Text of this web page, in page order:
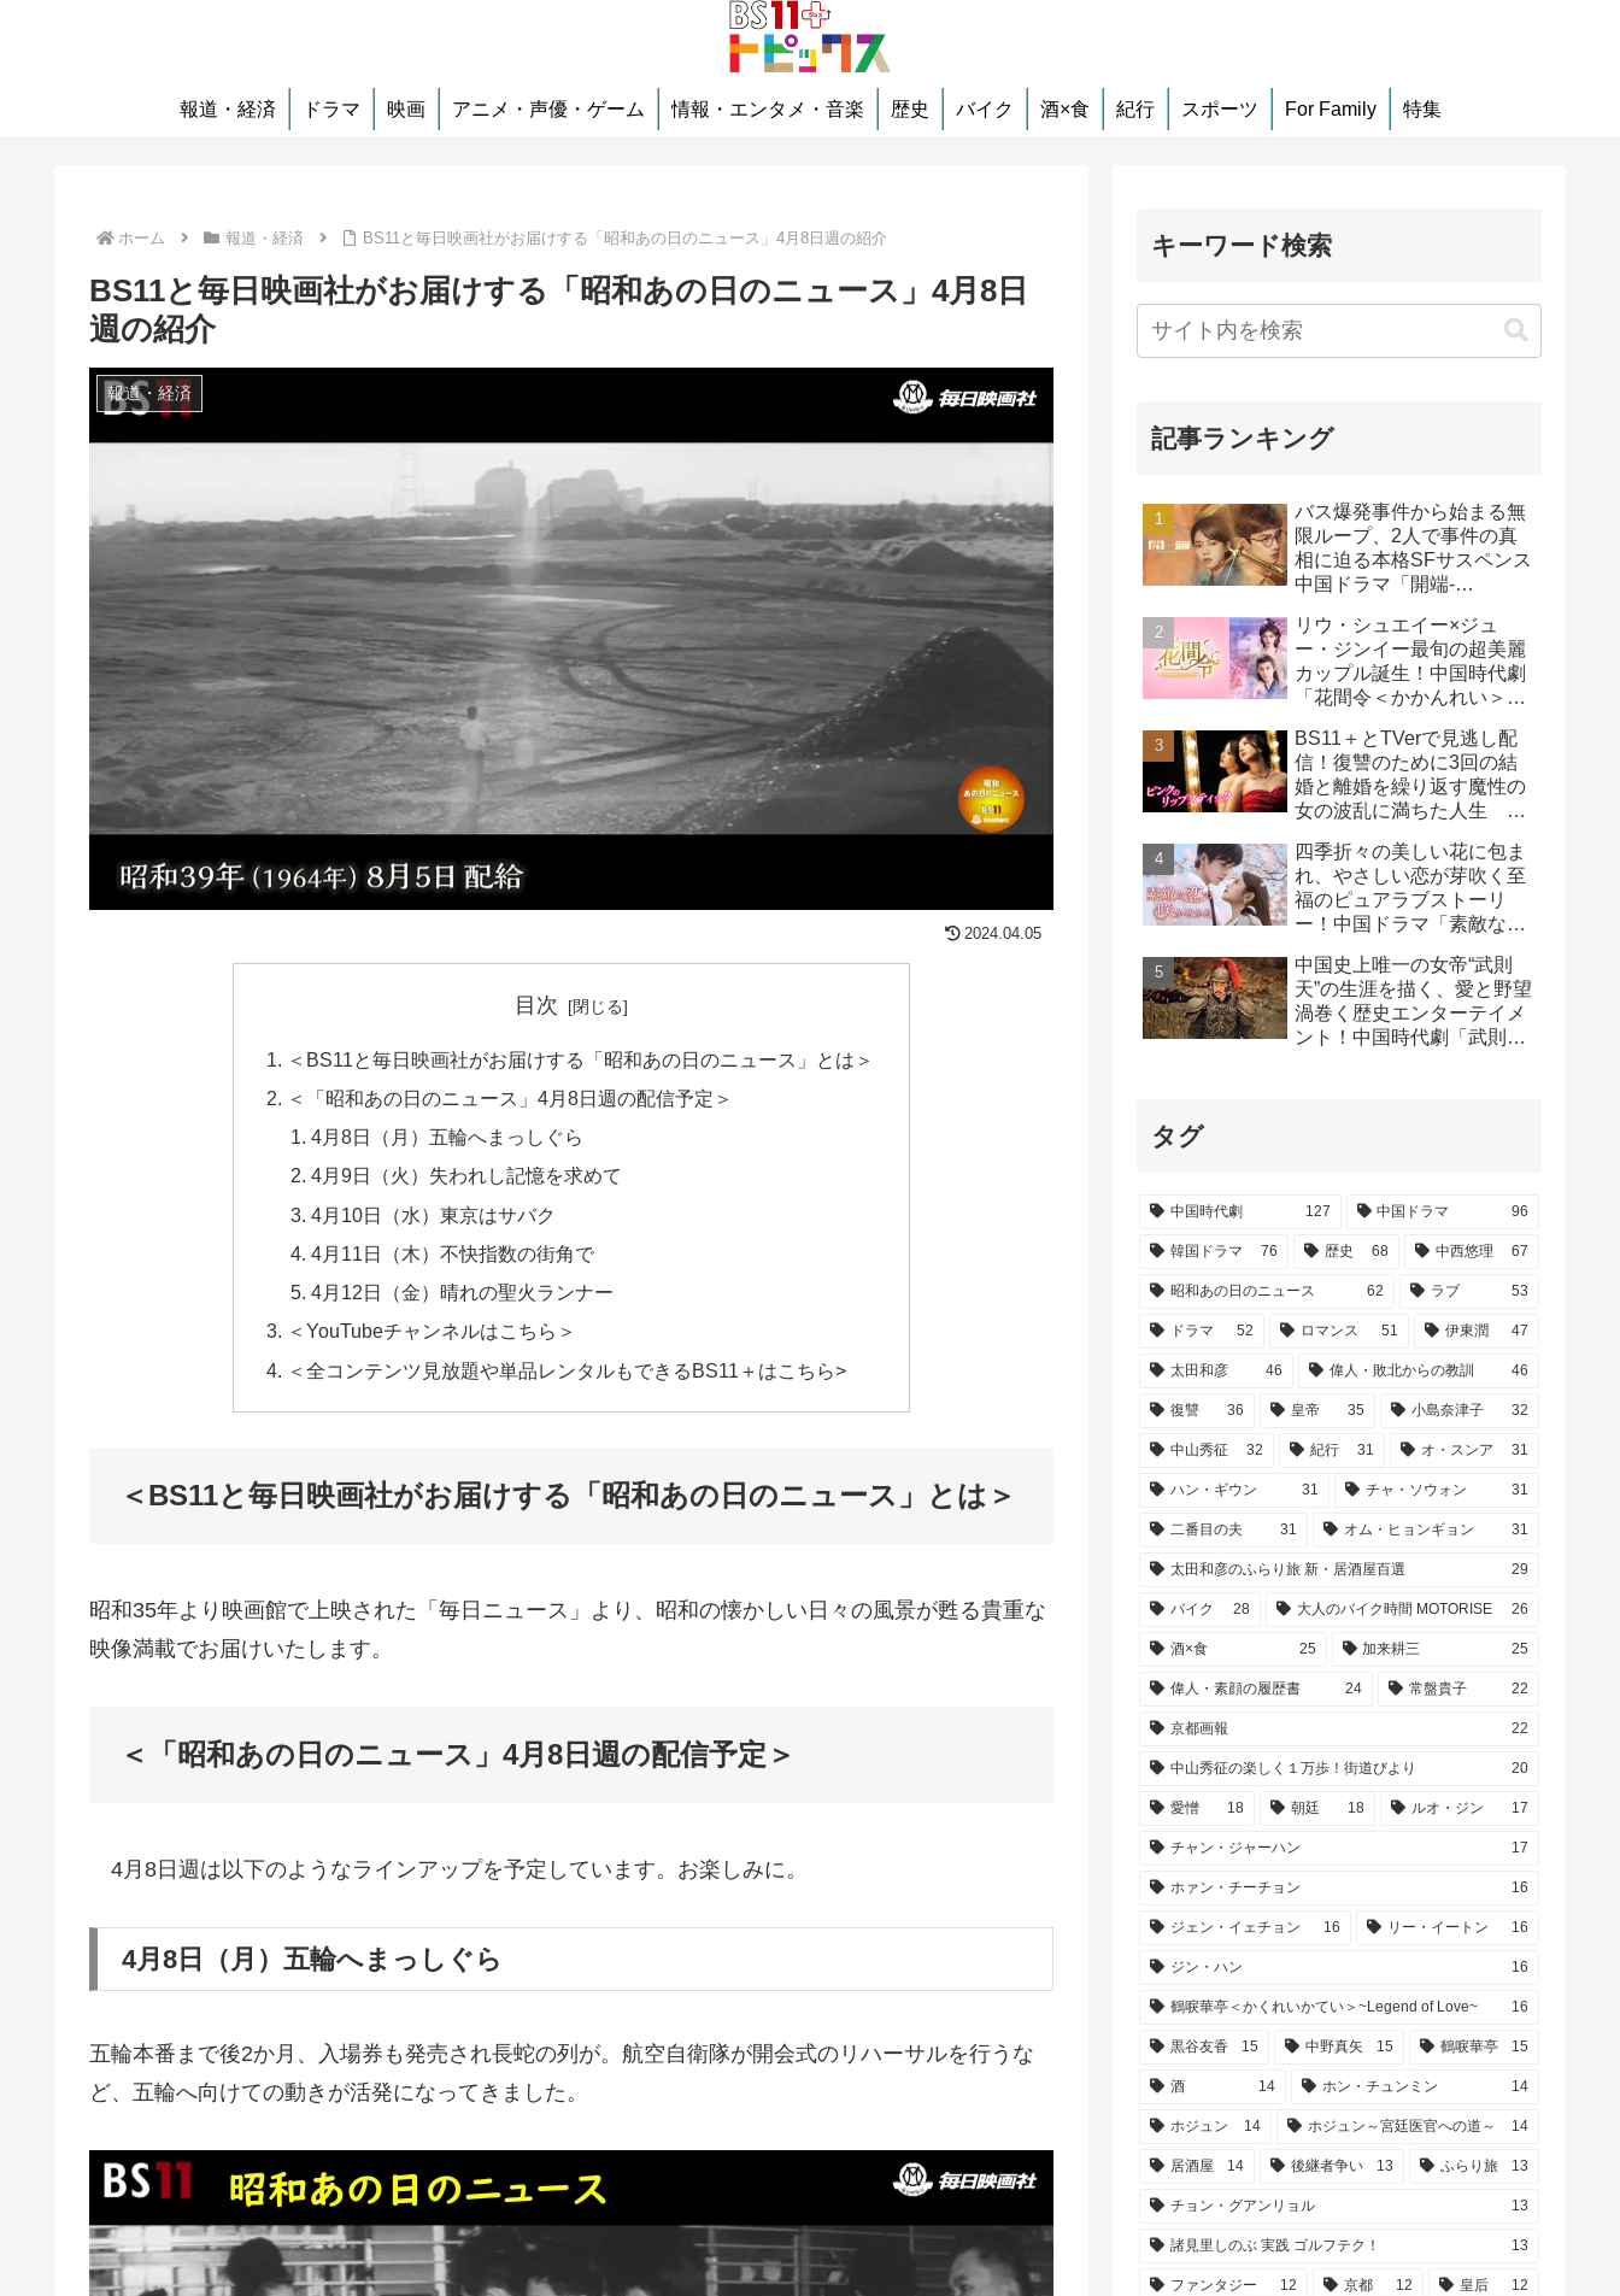
報道・経済 ドラマ 映画 アニメ・声優・ゲーム 情報・エンタメ・音楽 歴史 バイク 酒×食 紀行 スポーツ For Family 特集
ホーム 報道・経済 BS11と毎日映画社がお届けする「昭和あの日のニュース」4月8日週の紹介
BS11と毎日映画社がお届けする「昭和あの日のニュース」4月8日
週の紹介
報道・経済
2024.04.05
目次
＜BS11と毎日映画社がお届けする「昭和あの日のニュース」とは＞
＜「昭和あの日のニュース」4月8日週の配信予定＞
4月8日（月）五輪へまっしぐら
4月9日（火）失われし記憶を求めて
4月10日（水）東京はサバク
4月11日（木）不快指数の街角で
4月12日（金）晴れの聖火ランナー
＜YouTubeチャンネルはこちら＞
＜全コンテンツ見放題や単品レンタルもできるBS11＋はこちら>
＜BS11と毎日映画社がお届けする「昭和あの日のニュース」とは＞
昭和35年より映画館で上映された「毎日ニュース」より、昭和の懐かしい日々の風景が甦る貴重な
映像満載でお届けいたします。
＜「昭和あの日のニュース」4月8日週の配信予定＞
4月8日週は以下のようなラインアップを予定しています。お楽しみに。
4月8日（月）五輪へまっしぐら
五輪本番まで後2か月、入場券も発売され長蛇の列が。航空自衛隊が開会式のリハーサルを行うな
ど、五輪へ向けての動きが活発になってきました。
キーワード検索
記事ランキング
バス爆発事件から始まる無
限ループ、2人で事件の真
相に迫る本格SFサスペンス
中国ドラマ「開端-
リウ・シュエイー×ジュ
ー・ジンイー最旬の超美麗
カップル誕生！中国時代劇
「花間令＜かかんれい＞～
BS11＋とTVerで見逃し配
信！復讐のために3回の結
婚と離婚を繰り返す魔性の
女の波乱に満ちた人生
プスティック」
四季折々の美しい花に包ま
れ、やさしい恋が芽吹く至
福のピュアラブストーリ
ー！中国ドラマ「素敵な恋
中国史上唯一の女帝“武則
天”の生涯を描く、愛と野望
渦巻く歴史エンターテイメ
ント！中国時代劇「武則天
タグ
中国時代劇 127 中国ドラマ 96
韓国ドラマ 76 歴史 68 中西悠理 67
昭和あの日のニュース 62 ラブ 53
ドラマ 52 ロマンス 51 伊東潤 47
太田和彦 46 偉人・敗北からの教訓 46
復讐 36 皇帝 35 小島奈津子 32
中山秀征 32 紀行 31 オ・スンア 31
ハン・ギウン 31 チャ・ソウォン 31
二番目の夫 31 オム・ヒョンギョン 31
太田和彦のふらり旅 新・居酒屋百選 29
バイク 28 大人のバイク時間 MOTORISE 26
酒×食 25 加来耕三 25
偉人・素顔の履歴書 24 常盤貴子 22
京都画報 22
中山秀征の楽しく１万歩！街道びより 20
愛憎 18 朝廷 18 ルオ・ジン 17
チャン・ジャーハン 17
ホァン・チーチョン 16
ジェン・イェチョン 16 リー・イートン 16
ジン・ハン 16
鶴唳華亭＜かくれいかてい＞~Legend of Love~ 16
黒谷友香 15 中野真矢 15 鶴唳華亭 15
酒 14 ホン・チュンミン 14
ホジュン 14 ホジュン～宮廷医官への道～ 14
居酒屋 14 後継者争い 13 ふらり旅 13
チョン・グアンリョル 13
諸見里しのぶ 実践 ゴルフテク！ 13
ファンタジー 12 京都 12 皇后 12